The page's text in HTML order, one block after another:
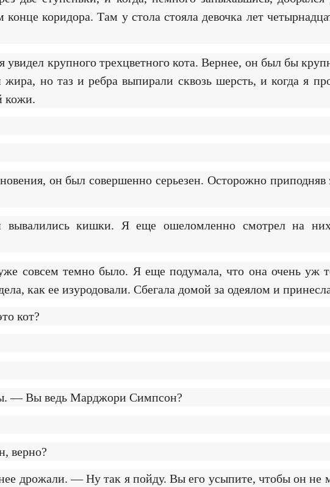
коридора. Там у стола стояла девочка лет
крупного трехцветного кота. Вернее, он был бы
но таз и ребра выпирали сквозь шерсть, и когда я
кожи.
он был совершенно серьезен. Осторожно
кишки. Я еще ошеломленно смотрел на
совсем темно было. Я еще подумала, что она очень уж
как ее изуродовали. Сбегала домой за одеялом и
кот?
— Вы ведь Марджори Симпсон?
верно?
дрожали. — Ну так я пойду. Вы его усыпите, чтобы он не